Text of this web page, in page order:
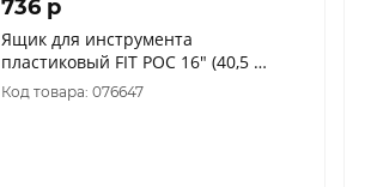
736 p
Ящик для инструмента
пластиковый FIT РОС 16" (40,5 x
21,5 x 16 см)
Код товара: 076647